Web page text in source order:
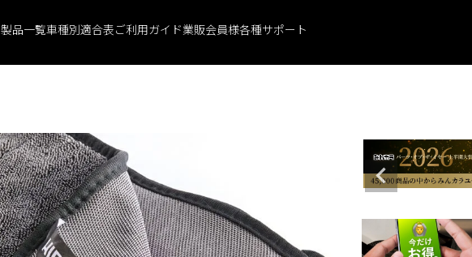
製品一覧車種別適合表ご利用ガイド業販会員様各種サポート